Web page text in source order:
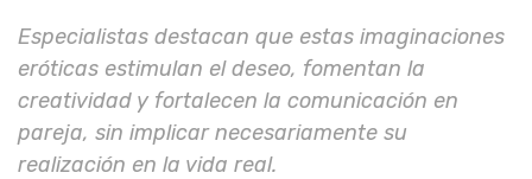
Especialistas destacan que estas imaginaciones
eróticas estimulan el deseo, fomentan la
creatividad y fortalecen la comunicación en
pareja, sin implicar necesariamente su
realización en la vida real.